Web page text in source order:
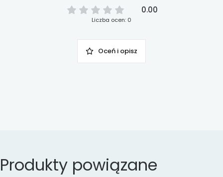
0.00
Liczba ocen: 0
Oceń i opisz
Produkty powiązane